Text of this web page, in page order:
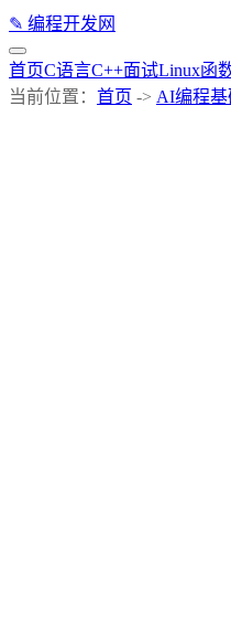
✎ 编程开发网
首页C语言C++面试Linux函
当前位置： 首页 -> AI编程基